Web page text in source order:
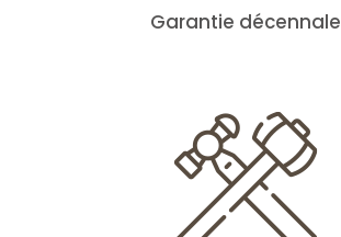
Garantie décennale